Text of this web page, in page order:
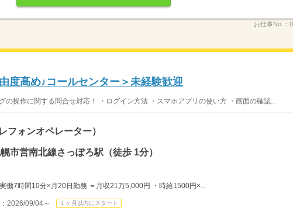
お仕事No.：
度高め♪コールセンター＞未経験歓迎
の操作に関する問合せ対応！ ・ログイン方法 ・スマホアプリの使い方 ・画面の確認...
フォンオペレーター）
市営南北線さっぽろ駅（徒歩 1分）
働7時間10分×月20日勤務 ＝月収21万5,000円 ・時給1500円×...
09/04～ １ヶ月以内にスタート